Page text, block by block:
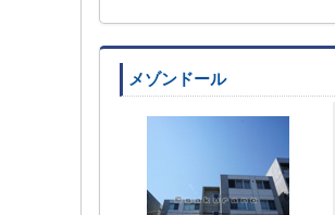
メゾンドール